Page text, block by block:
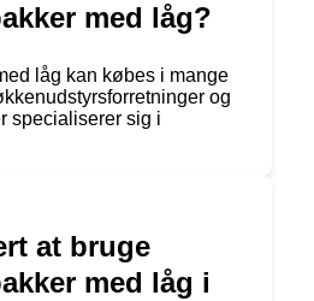
med låg?
låg kan købes i mange
og
specialiserer sig i
at bruge
med låg i